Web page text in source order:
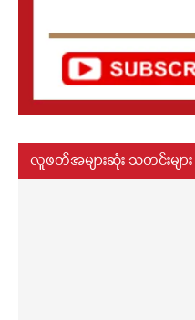
လူဖတ်အများဆုံး သတင်းများ